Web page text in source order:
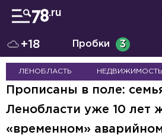
+18 Пробки 3
ЛЕНОБЛАСТЬ НЕДВИЖИМОСТЬ
Прописаны в поле:
Ленобласти уже 10 лет
«временном»